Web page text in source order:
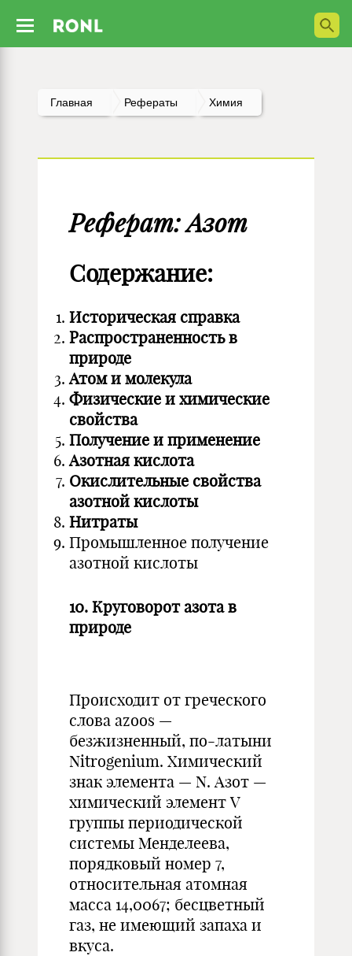
Главная Рефераты Химия
Реферат: Азот
Содержание:
Историческая справка
Распространенность в
природе
Атом и молекула
Физические и химические
свойства
Получение и применение
Азотная кислота
Окислительные свойства
азотной кислоты
Нитраты
Промышленное получение
азотной кислоты
10. Круговорот азота в
природе
Происходит от греческого
слова azoos —
безжизненный, по-латыни
Nitrogenium. Химический
знак элемента — N. Азот —
химический элемент V
группы периодической
системы Менделеева,
порядковый номер 7,
относительная атомная
масса 14,0067; бесцветный
газ, не имеющий запаха и
вкуса.